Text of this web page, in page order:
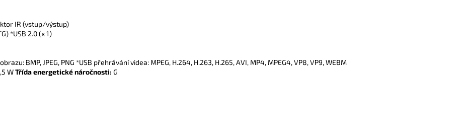
IR (vstup/výstup)
*USB 2.0 (x 1)
BMP, JPEG, PNG *USB přehrávání videa: MPEG, H.264, H.263, H.265, AVI, MP4, MPEG4, VP8, VP9, WEBM
WTřída energetické náročnosti: G